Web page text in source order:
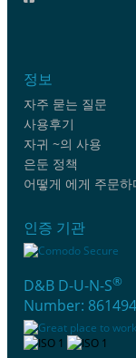
정보
자주 묻는 질문
사용후기
자귀 ~의 사용
은둔 정책
어떻게 에게 주문하
인증 기관
D&B D-U-N-S®
Number: